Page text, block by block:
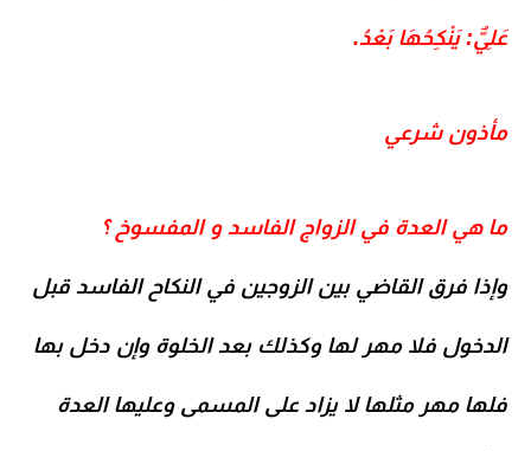
عَلِيٌّ: يَنْكِحُهَا بَعْدُ.
مأذون شرعي
ما هي العدة في الزواج الفاسد و المفسوخ ؟
وإذا فرق القاضي بين الزوجين في النكاح الفاسد قبل
الدخول فلا مهر لها وكذلك بعد الخلوة وإن دخل بها
فلها مهر مثلها لا يزاد على المسمى وعليها ‌العدة